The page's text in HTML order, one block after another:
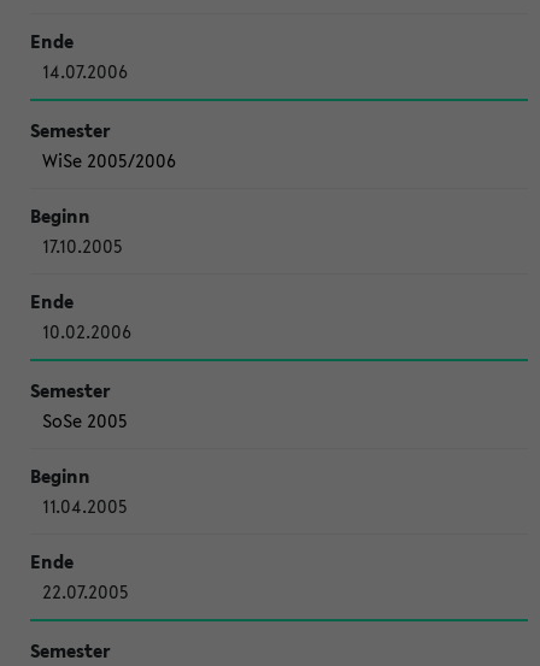
14.07.2006
WiSe 2005/2006
17.10.2005
10.02.2006
SoSe 2005
11.04.2005
22.07.2005